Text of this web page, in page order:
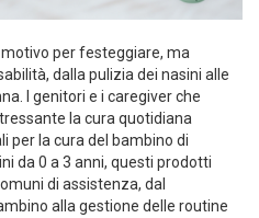
per festeggiare, ma
dalla pulizia dei nasini alle
I genitori e i caregiver che
la cura quotidiana
per la cura del bambino di
da 0 a 3 anni, questi prodotti
di assistenza, dal
alla gestione delle routine